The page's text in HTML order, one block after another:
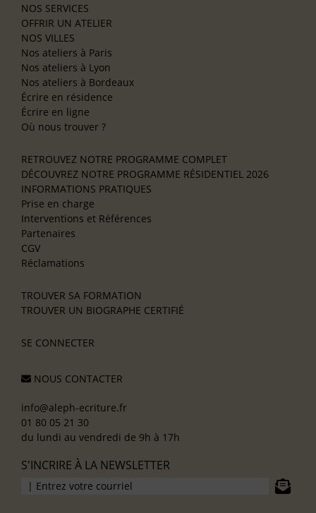
NOS SERVICES
OFFRIR UN ATELIER
NOS VILLES
Nos ateliers à Paris
Nos ateliers à Lyon
Nos ateliers à Bordeaux
Écrire en résidence
Écrire en ligne
Où nous trouver ?
RETROUVEZ NOTRE PROGRAMME COMPLET
DÉCOUVREZ NOTRE PROGRAMME RÉSIDENTIEL 2026
INFORMATIONS PRATIQUES
Prise en charge
Interventions et Références
Partenaires
CGV
Réclamations
TROUVER SA FORMATION
TROUVER UN BIOGRAPHE CERTIFIÉ
SE CONNECTER
NOUS CONTACTER
info@aleph-ecriture.fr
01 80 05 21 30
du lundi au vendredi de 9h à 17h
S'INCRIRE À LA NEWSLETTER